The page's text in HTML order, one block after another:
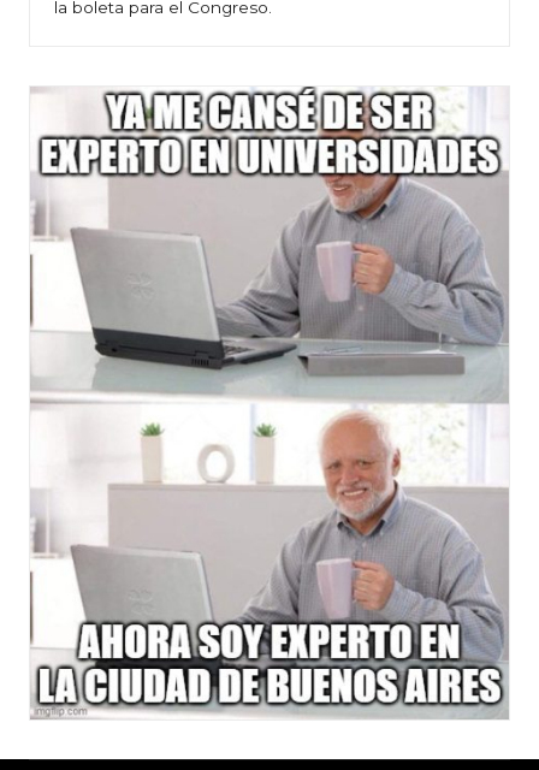
la boleta para el Congreso.